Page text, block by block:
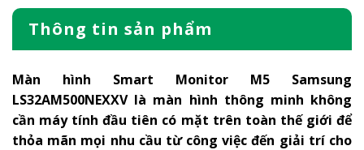
Thông tin sản phẩm
Màn hình Smart Monitor M5 Samsung
LS32AM500NEXXV là màn hình thông minh không
cần máy tính đầu tiên có mặt trên toàn thế giới để
thỏa mãn mọi nhu cầu từ công việc đến giải trí cho